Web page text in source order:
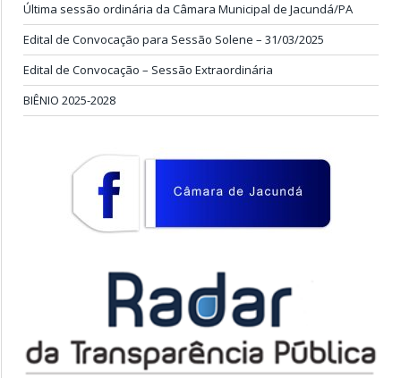
Última sessão ordinária da Câmara Municipal de Jacundá/PA
Edital de Convocação para Sessão Solene – 31/03/2025
Edital de Convocação – Sessão Extraordinária
BIÊNIO 2025-2028